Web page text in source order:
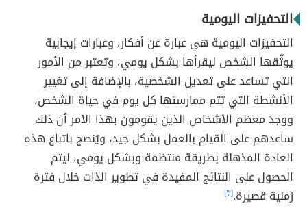
التحفيزات اليومية
التحفيزات اليومية هي عبارة عن أفكار، وعبارات إيجابية
يوثّقها الشخص ليقرأها بشكل يومي، وتعتبر من الأمور
التي تساعد على تعديل الشخصية، بالإضافة إلى تغيير
الأنشطة التي تتم ممارستها كل يوم في حياة الشخص،
ووجدَ معظم الأشخاص الذين يقومون بهذا الأمر أن ذلك
ساعدهم على القيام بالعمل بشكل جيد، ويُنصح باتباع هذه
العادة المذهلة بطريقة منتظمة وبشكل يومي، ليتم
الحصول على النتائج المفيدة في تطوير الذات خلال فترة
زمنية قصيرة.[٣]